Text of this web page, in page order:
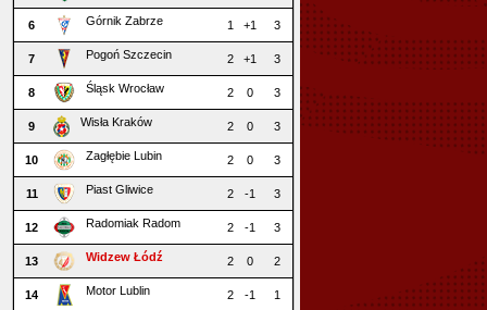
6 Górnik Zabrze 1 +1 3
7 Pogoń Szczecin 2 +1 3
8 Śląsk Wrocław 2 0 3
9 Wisła Kraków 2 0 3
10 Zagłębie Lubin 2 0 3
11 Piast Gliwice 2 -1 3
12 Radomiak Radom 2 -1 3
13 Widzew Łódź 2 0 2
14 Motor Lublin 2 -1 1